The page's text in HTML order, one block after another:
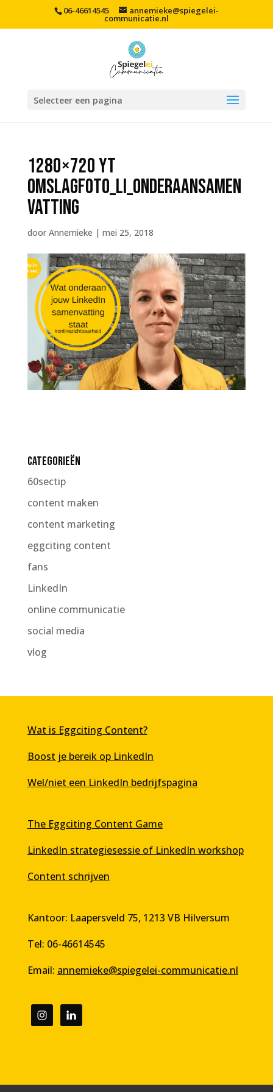
06-46614545 annemieke@spiegelei-
communicatie.nl
Selecteer een pagina
1280×720 YT
omslagfoto_LI_onderaansamen
vatting
door Annemieke | mei 25, 2018
Categorieën
60sectip
content maken
content marketing
eggciting content
fans
LinkedIn
online communicatie
social media
vlog
Wat is Eggciting Content?
Boost je bereik op LinkedIn
Wel/niet een LinkedIn bedrijfspagina
The Eggciting Content Game
LinkedIn strategiesessie of LinkedIn workshop
Content schrijven
Kantoor: Laapersveld 75, 1213 VB Hilversum
Tel: 06-46614545
Email: annemieke@spiegelei-communicatie.nl